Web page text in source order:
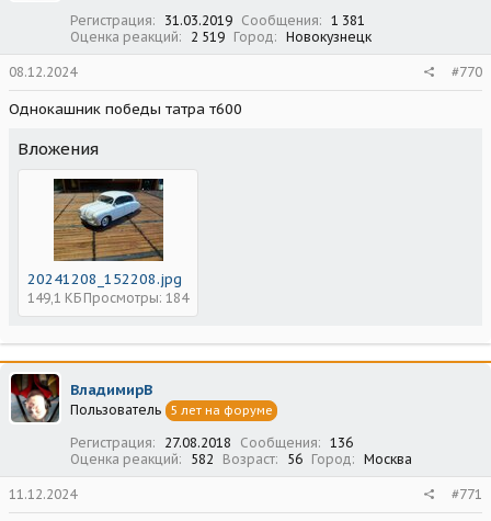
Регистрация 31.03.2019 Сообщения
1 381
Оценка реакций
2 519 Город Новокузнецк
08.12.2024 #770
Однокашник победы татра т600
Вложения
20241208_152208.jpg
149,1 КБ Просмотры: 184
ВладимирВ
Пользователь 5 лет на форуме
Регистрация 27.08.2018 Сообщения
136
Оценка реакций
582 Возраст 56 Город Москва
11.12.2024 #771